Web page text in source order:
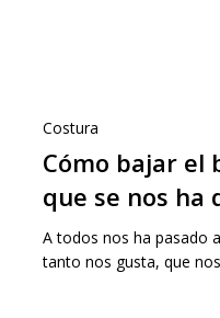
Costura
Cómo bajar el
que se nos ha
A todos nos ha pasado
tanto nos gusta, que